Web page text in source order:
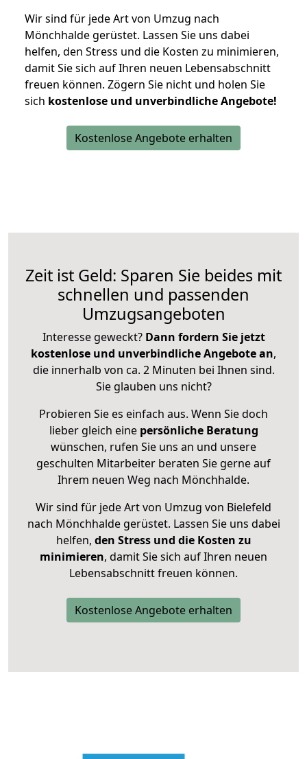
Wir sind für jede Art von Umzug nach
Mönchhalde gerüstet. Lassen Sie uns dabei
helfen, den Stress und die Kosten zu minimieren,
damit Sie sich auf Ihren neuen Lebensabschnitt
freuen können. Zögern Sie nicht und holen Sie
sich kostenlose und unverbindliche Angebote!
Kostenlose Angebote erhalten
Zeit ist Geld: Sparen Sie beides mit
schnellen und passenden
Umzugsangeboten
Interesse geweckt? Dann fordern Sie jetzt
kostenlose und unverbindliche Angebote an,
die innerhalb von ca. 2 Minuten bei Ihnen sind.
Sie glauben uns nicht?
Probieren Sie es einfach aus. Wenn Sie doch
lieber gleich eine persönliche Beratung
wünschen, rufen Sie uns an und unsere
geschulten Mitarbeiter beraten Sie gerne auf
Ihrem neuen Weg nach Mönchhalde.
Wir sind für jede Art von Umzug von Bielefeld
nach Mönchhalde gerüstet. Lassen Sie uns dabei
helfen, den Stress und die Kosten zu
minimieren, damit Sie sich auf Ihren neuen
Lebensabschnitt freuen können.
Kostenlose Angebote erhalten